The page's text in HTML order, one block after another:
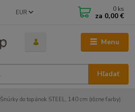
Menu
EUR
Hľadať
0 ks
za 0,00 €
Šnúrky do topánok STEEL, 140 cm (rôzne farby)